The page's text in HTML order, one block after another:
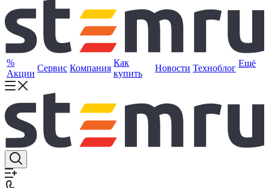
%
Акции
Сервис Компания
Как
купить
Новости Техноблог Ещё